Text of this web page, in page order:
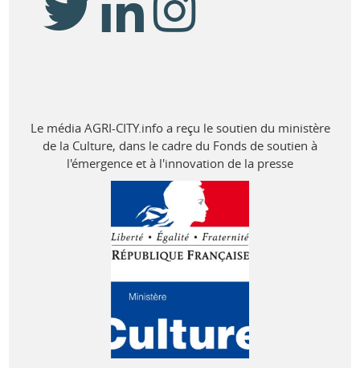
Le média AGRI-CITY.info a reçu le soutien du ministère
de la Culture, dans le cadre du Fonds de soutien à
l'émergence et à l'innovation de la presse